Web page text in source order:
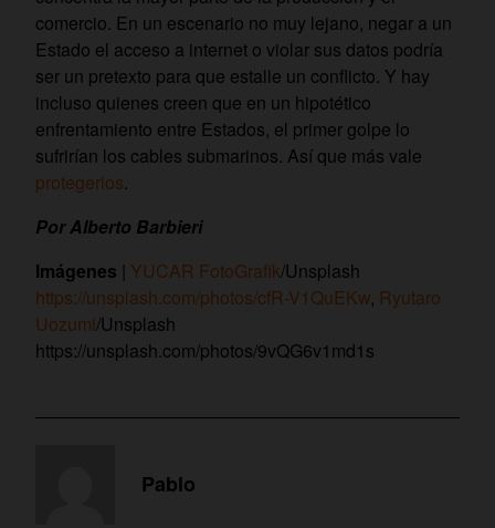
comercio. En un escenario no muy lejano, negar a un
Estado el acceso a internet o violar sus datos podría
ser un pretexto para que estalle un conflicto. Y hay
incluso quienes creen que en un hipotético
enfrentamiento entre Estados, el primer golpe lo
sufrirían los cables submarinos. Así que más vale
protegerlos.
Por Alberto Barbieri
Imágenes | YUCAR FotoGrafik/Unsplash
https://unsplash.com/photos/cfR-V1QuEKw, Ryutaro
Uozumi/Unsplash
https://unsplash.com/photos/9vQG6v1md1s
Pablo